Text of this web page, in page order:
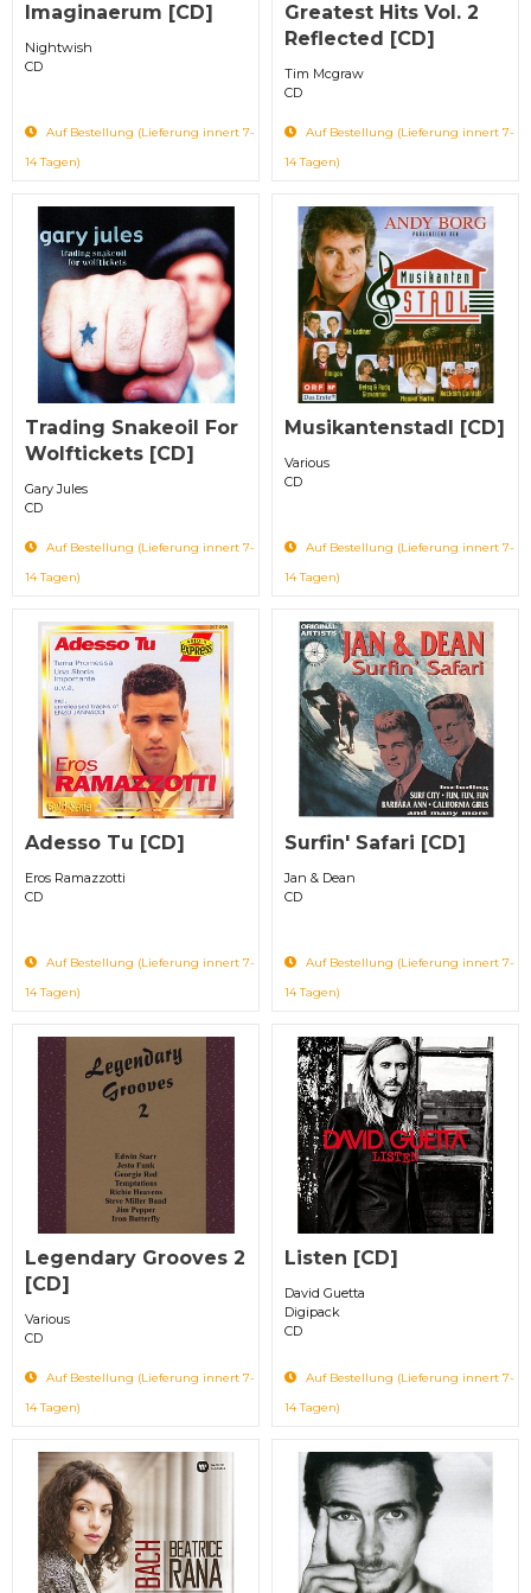
Imaginaerum [CD]
Nightwish
CD
Auf Bestellung (Lieferung innert 7-
14 Tagen)
Greatest Hits Vol. 2
Reflected [CD]
Tim Mcgraw
CD
Auf Bestellung (Lieferung innert 7-
14 Tagen)
Trading Snakeoil For
Wolftickets [CD]
Gary Jules
CD
Auf Bestellung (Lieferung innert 7-
14 Tagen)
Musikantenstadl [CD]
Various
CD
Auf Bestellung (Lieferung innert 7-
14 Tagen)
Adesso Tu [CD]
Eros Ramazzotti
CD
Auf Bestellung (Lieferung innert 7-
14 Tagen)
Surfin' Safari [CD]
Jan & Dean
CD
Auf Bestellung (Lieferung innert 7-
14 Tagen)
Legendary Grooves 2
[CD]
Various
CD
Auf Bestellung (Lieferung innert 7-
14 Tagen)
Listen [CD]
David Guetta
Digipack
CD
Auf Bestellung (Lieferung innert 7-
14 Tagen)